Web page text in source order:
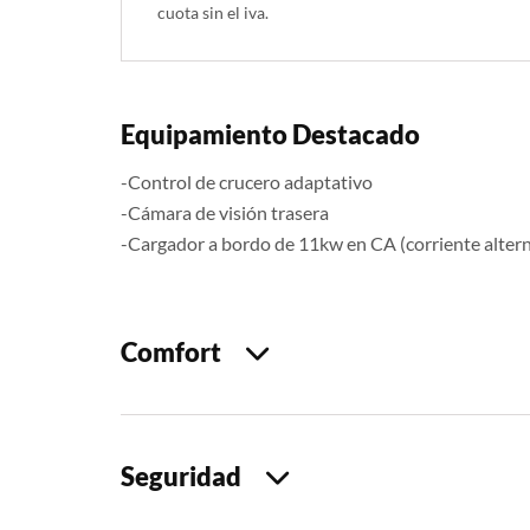
cuota sin el iva.
Equipamiento Destacado
-Control de crucero adaptativo
-Cámara de visión trasera
-Cargador a bordo de 11kw en CA (corriente
Comfort
Seguridad